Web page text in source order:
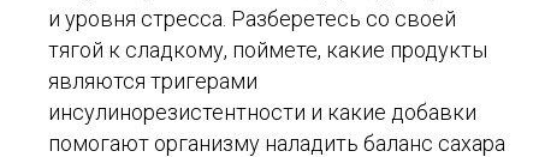
и уровня стресса. Разберетесь со своей
тягой к сладкому, поймете, какие продукты
являются тригерами
инсулинорезистентности и какие добавки
помогают организму наладить баланс сахара